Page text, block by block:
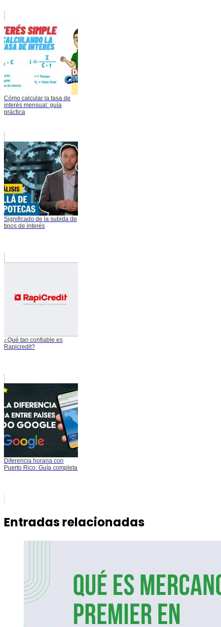
Cómo calcular la tasa de
interés mensual: guía
práctica
Significado de la subida de
tipos de interés
¿Qué tan confiable es
Rapicredit?
Diferencia horaria con
Puerto Rico: Guía completa
Entradas relacionadas